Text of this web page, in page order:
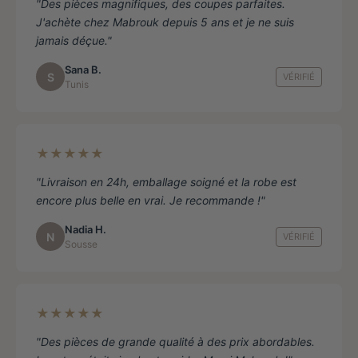
"Des pièces magnifiques, des coupes parfaites.
J'achète chez Mabrouk depuis 5 ans et je ne suis
jamais déçue."
S
Sana B.
Tunis
VÉRIFIÉ
★★★★★
"Livraison en 24h, emballage soigné et la robe est
encore plus belle en vrai. Je recommande !"
N
Nadia H.
Sousse
VÉRIFIÉ
★★★★★
"Des pièces de grande qualité à des prix abordables.